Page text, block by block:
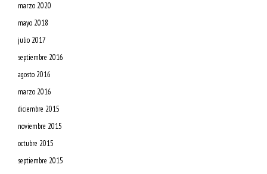
marzo 2020
mayo 2018
julio 2017
septiembre 2016
agosto 2016
marzo 2016
diciembre 2015
noviembre 2015
octubre 2015
septiembre 2015